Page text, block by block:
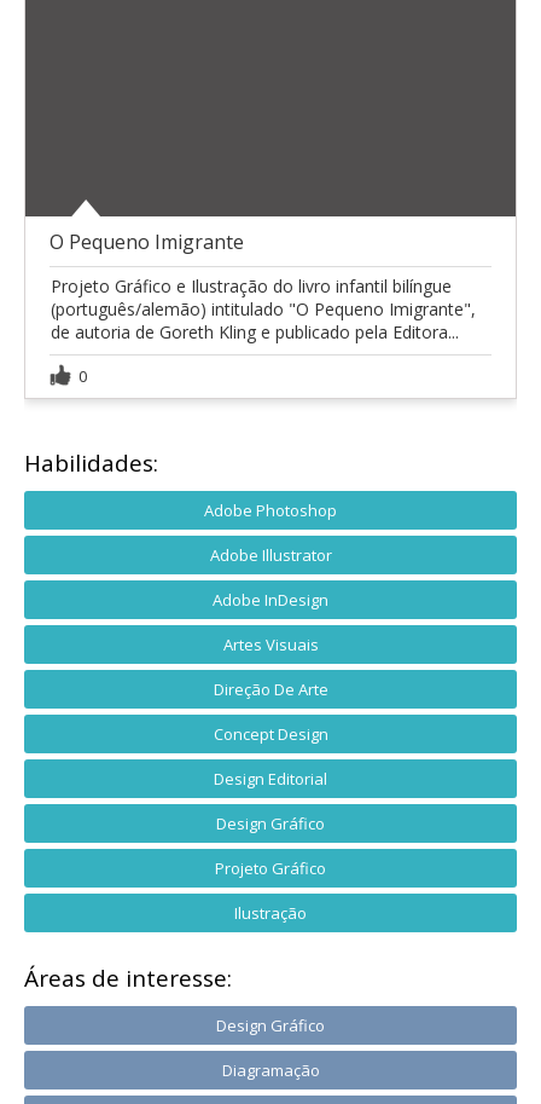
O Pequeno Imigrante
Projeto Gráfico e Ilustração do livro infantil bilíngue
(português/alemão) intitulado "O Pequeno Imigrante",
de autoria de Goreth Kling e publicado pela Editora...
0
Habilidades:
Adobe Photoshop
Adobe Illustrator
Adobe InDesign
Artes Visuais
Direção De Arte
Concept Design
Design Editorial
Design Gráfico
Projeto Gráfico
Ilustração
Áreas de interesse:
Design Gráfico
Diagramação